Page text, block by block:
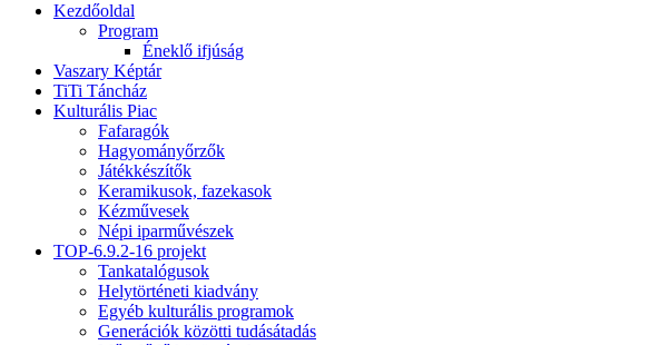
Kezdőoldal
Program
Éneklő ifjúság
Vaszary Képtár
TiTi Táncház
Kulturális Piac
Fafaragók
Hagyományőrzők
Játékkészítők
Keramikusok, fazekasok
Kézművesek
Népi iparművészek
TOP-6.9.2-16 projekt
Tankatalógusok
Helytörténeti kiadvány
Egyéb kulturális programok
Generációk közötti tudásátadás